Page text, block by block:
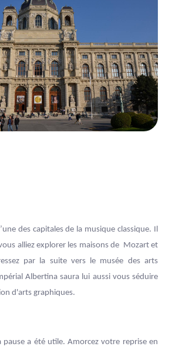
des capitales de la musique classique. Il
alliez explorer les maisons de Mozart et
par la suite vers le musée des arts
Albertina saura lui aussi vous séduire
d'arts graphiques.
pause a été utile. Amorcez votre reprise en